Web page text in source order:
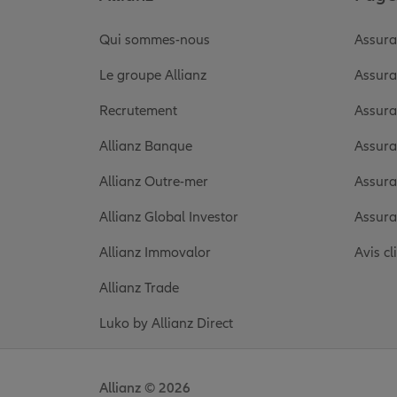
Voir les avis
Fermé aujourd'hui
Prendre un RDV Voir
AGENCE SAINT ANDRE
60 RUE JOSEPH BEDIER
97440 SAINT ANDRE
/5(32 avis)
Voir les avis
Fermé aujourd'hui
Qui sommes-nous
Le groupe Allianz
Recrutement
Allianz Banque
Allianz Outre-mer
Allianz Global Investor
Allianz Immovalor
Allianz Trade
Luko by Allianz Direct
Avis
Allianz © 2026